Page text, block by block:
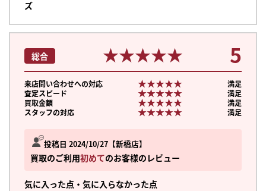
ズ
投稿日 2024/10/27 新橋店
買取のご利用初めてのお客様のレビュー
気に入った点・気に入らなかった点
総合 ★★★★★
★★★★★ 5
来店問い合わせへの対応 ★★★★★
★★★★★
満足
査定スピード
★★★★★
★★★★★
満足
買取金額
★★★★★
★★★★★
満足
スタッフの対応
★★★★★
★★★★★ 満足